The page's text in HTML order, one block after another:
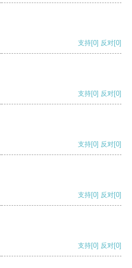
支持[0] 反对[0]
支持[0] 反对[0]
支持[0] 反对[0]
支持[0] 反对[0]
支持[0] 反对[0]